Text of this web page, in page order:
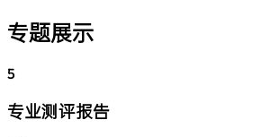
专题展示
5
专业测评报告